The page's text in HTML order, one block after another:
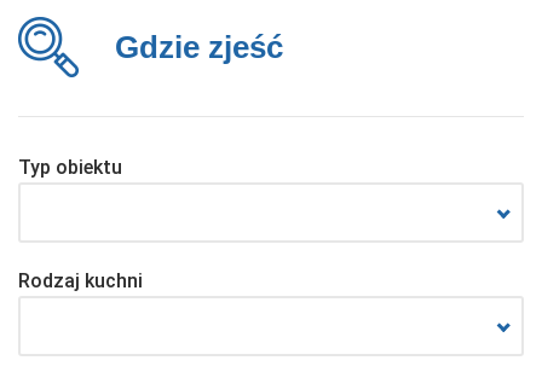
Gdzie zjeść
Typ obiektu
Rodzaj kuchni